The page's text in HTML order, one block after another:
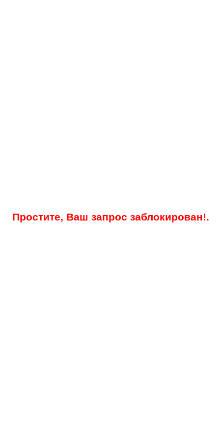
Простите, Ваш запрос заблокирован!.